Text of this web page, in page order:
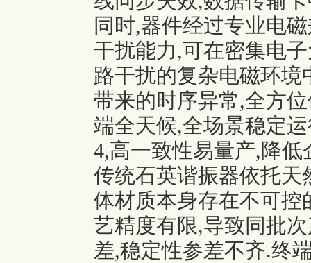
同时,器件经过专业电
干扰能力,可在密集电
路干扰的复杂电磁环
带来的时序异常,全方
端全天候,全场景稳定
4,高一致性易量产,降
传统石英谐振器依托
体材质本身存在不可控
艺精度有限,导致同批
差,稳定性参差不齐.终